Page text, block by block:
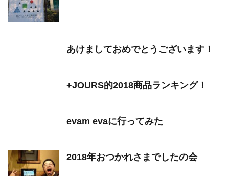
あけましておめでとうございます！
+JOURS的2018商品ランキング！
evam evaに行ってみた
2018年おつかれさまでしたの会